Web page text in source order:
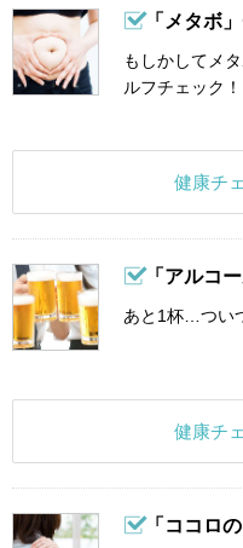
「メタボ
もしかしてメ
ルフチェック！
健康チ
「アルコ
あと1杯…つい
健康チ
「ココロ